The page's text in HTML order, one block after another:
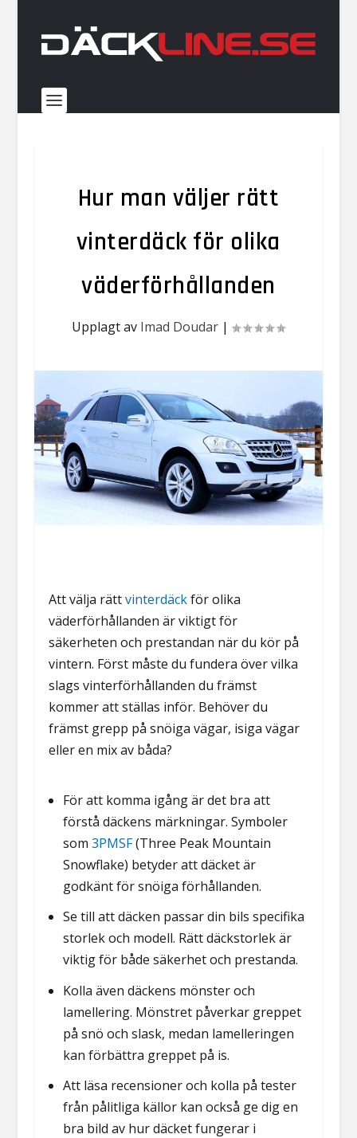
Hur man väljer rätt
vinterdäck för olika
väderförhållanden
Upplagt av Imad Doudar |
Att välja rättvinterdäckför olika
väderförhållanden är viktigt för
säkerheten och prestandan när du kör på
vintern. Först måste du fundera över vilka
slags vinterförhållanden du främst
kommer att ställas inför. Behöver du
främst grepp på snöiga vägar, isiga vägar
eller en mix av båda?
För att komma igång är det bra att
förstå däckens märkningar. Symboler
som 3PMSF(Three Peak Mountain
Snowflake) betyder att däcket är
godkänt för snöiga förhållanden.
Se till att däcken passar din bils specifika
storlek och modell. Rätt däckstorlek är
viktig för både säkerhet och prestanda.
Kolla även däckens mönster och
lamellering. Mönstret påverkar greppet
på snö och slask, medan lamelleringen
kan förbättra greppet på is.
Att läsa recensioner och kolla på tester
från pålitliga källor kan också ge dig en
bra bild av hur däcket fungerar i